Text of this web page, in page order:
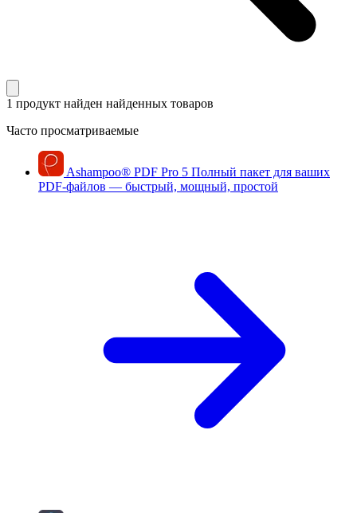
1 продукт найден найденных товаров
Часто просматриваемые
Ashampoo® PDF Pro 5 Полный пакет для ваших
PDF-файлов — быстрый, мощный, простой